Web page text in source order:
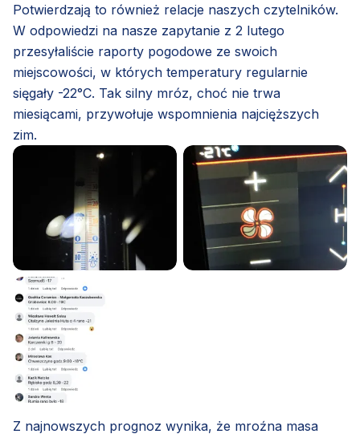
Potwierdzają to również relacje naszych czytelników.
W odpowiedzi na nasze zapytanie z 2 lutego
przesyłaliście raporty pogodowe ze swoich
miejscowości, w których temperatury regularnie
sięgały -22°C. Tak silny mróz, choć nie trwa
miesiącami, przywołuje wspomnienia najcięższych
zim.
Z najnowszych prognoz wynika, że mroźna masa